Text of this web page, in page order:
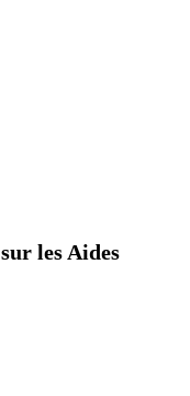
sur les Aides